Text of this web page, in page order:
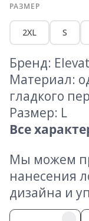
РАЗМЕР
2XL S
Бренд:
Материал:
гладкого
Размер: L
Все
Мы можем
нанесения
дизайна и